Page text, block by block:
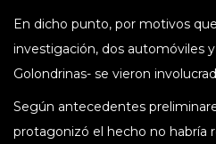
En dicho punto, por motivos
investigación, dos automóviles
Golondrinas- se vieron
Según antecedentes
protagonizó el hecho no habría